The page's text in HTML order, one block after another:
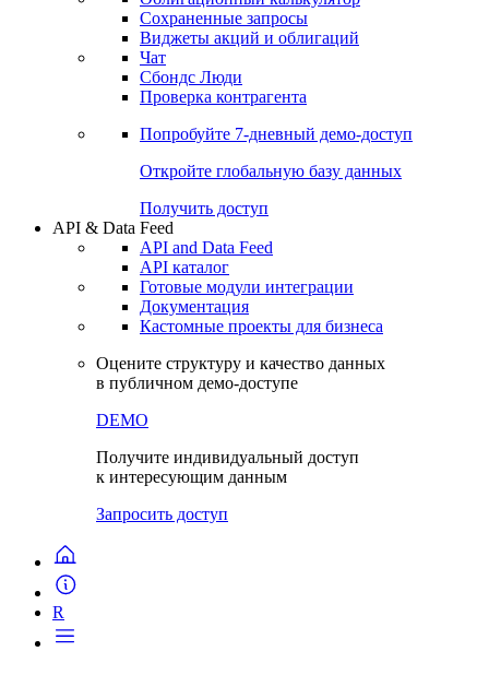
Сохраненные запросы
Виджеты акций и облигаций
Чат
Сбондс Люди
Проверка контрагента
Попробуйте 7-дневный демо-доступ
Откройте глобальную базу данных
Получить доступ
API & Data Feed
API and Data Feed
API каталог
Готовые модули интеграции
Документация
Кастомные проекты для бизнеса
Оцените структуру и качество данных
в публичном демо-доступе
DEMO
Получите индивидуальный доступ
к интересующим данным
Запросить доступ
R